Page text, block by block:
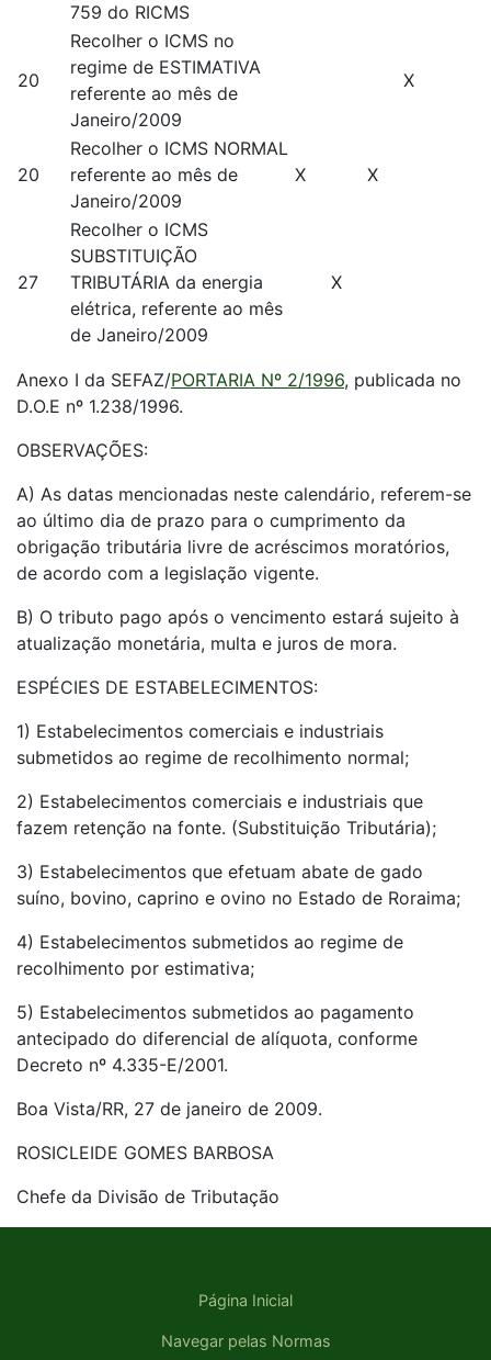
759 do RICMS
20
Recolher o ICMS no
regime de ESTIMATIVA
referente ao mês de
Janeiro/2009
X
20
Recolher o ICMS NORMAL
referente ao mês de
Janeiro/2009
X X
27
Recolher o ICMS
SUBSTITUIÇÃO
TRIBUTÁRIA da energia
elétrica, referente ao mês
de Janeiro/2009
X
Anexo I da SEFAZ/PORTARIA Nº 2/1996, publicada no
D.O.E nº 1.238/1996.
OBSERVAÇÕES:
A) As datas mencionadas neste calendário, referem-se
ao último dia de prazo para o cumprimento da
obrigação tributária livre de acréscimos moratórios,
de acordo com a legislação vigente.
B) O tributo pago após o vencimento estará sujeito à
atualização monetária, multa e juros de mora.
ESPÉCIES DE ESTABELECIMENTOS:
1) Estabelecimentos comerciais e industriais
submetidos ao regime de recolhimento normal;
2) Estabelecimentos comerciais e industriais que
fazem retenção na fonte. (Substituição Tributária);
3) Estabelecimentos que efetuam abate de gado
suíno, bovino, caprino e ovino no Estado de Roraima;
4) Estabelecimentos submetidos ao regime de
recolhimento por estimativa;
5) Estabelecimentos submetidos ao pagamento
antecipado do diferencial de alíquota, conforme
Decreto nº 4.335-E/2001.
Boa Vista/RR, 27 de janeiro de 2009.
ROSICLEIDE GOMES BARBOSA
Chefe da Divisão de Tributação
Página Inicial
Navegar pelas Normas